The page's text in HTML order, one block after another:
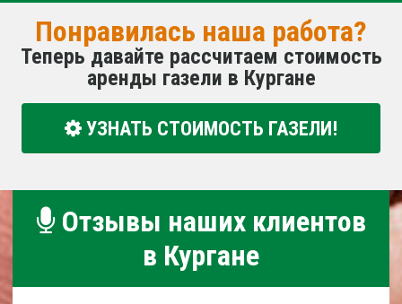
Понравилась наша работа?
Теперь давайте рассчитаем стоимость
аренды газели в Кургане
УЗНАТЬ СТОИМОСТЬ ГАЗЕЛИ!
Отзывы наших клиентов
в Кургане